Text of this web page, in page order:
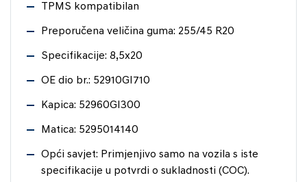
TPMS kompatibilan
Preporučena veličina guma: 255/45 R20
Specifikacije: 8,5x20
OE dio br.: 52910GI710
Kapica: 52960GI300
Matica: 5295014140
Opći savjet: Primjenjivo samo na vozila s iste
specifikacije u potvrdi o sukladnosti (COC).